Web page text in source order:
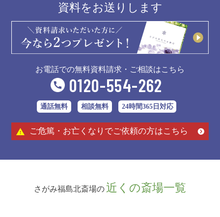
資料をお送りします
お電話での無料資料請求・ご相談はこちら
0120-554-262
通話無料 相談無料 24時間365日対応
ご危篤・お亡くなりでご依頼の方はこちら
さがみ福島北斎場の 近くの斎場一覧